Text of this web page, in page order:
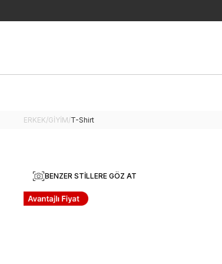
ERKEK/GİYİM/T-Shirt
BENZER STILLERE GÖZ AT